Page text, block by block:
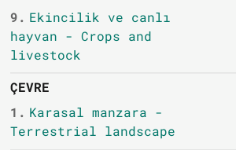
9. Ekincilik ve canlı
hayvan - Crops and
livestock
ÇEVRE
1. Karasal manzara -
Terrestrial landscape